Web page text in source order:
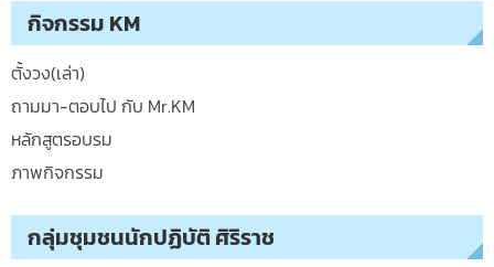
กิจกรรม KM
ตั้งวง(เล่า)
ถามมา-ตอบไป กับ Mr.KM
หลักสูตรอบรม
ภาพกิจกรรม
กลุ่มชุมชนนักปฏิบัติ ศิริราช